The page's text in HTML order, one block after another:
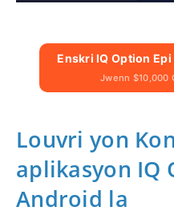
Enskri IQ Option
Jwenn $10,000
Louvri yon
aplikasyon IQ
Android la